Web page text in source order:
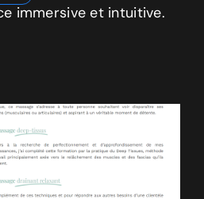
immersive et intuitive.